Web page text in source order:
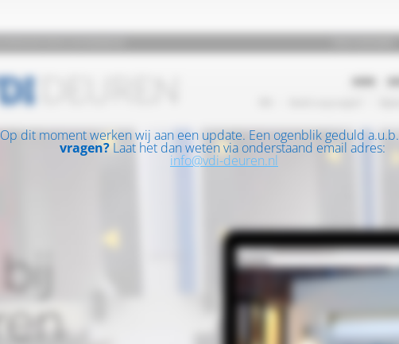
Op dit moment werken wij aan een update. Een ogenblik geduld a.u.b.
vragen? Laat het dan weten via onderstaand email adres:
info@vdi-deuren.nl